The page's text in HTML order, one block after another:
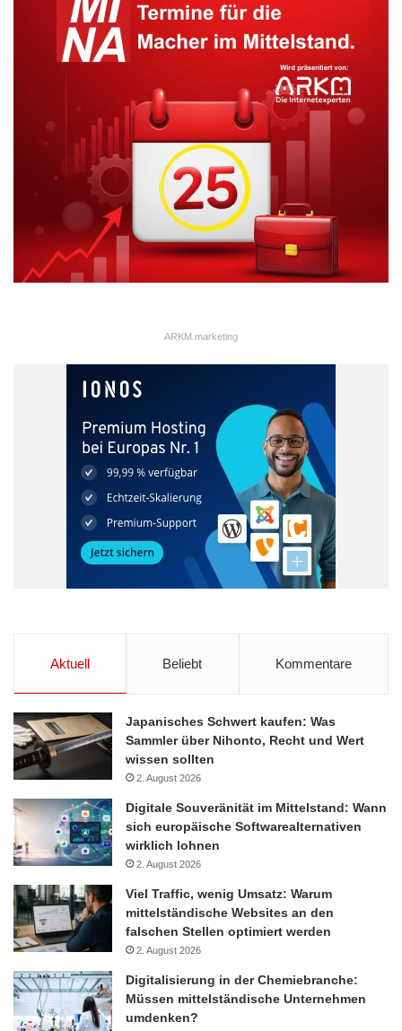
zahlen sie deutlich weniger Beitrag. Da es einen solchen Rabatt
in der Teilkaskoversicherung nicht gibt, kann ein
Vollkaskoschutz unter Umständen sogar günstiger sein als eine
Teilkasko- versus Vollkaskoschutz: Was ist versichert?
Beide Versicherungen ersetzen Schäden am eigenen Auto.
Doch Achtung: Es gibt erhebliche Unterschiede:
– Die Teilkaskoversicherung reguliert Schäden, die durch Sturm,
Blitzschlag oder Hagel sowie Brand, Explosion, Diebstahl,
Glasbruch, Marderbisse oder Zusammenstöße mit Haarwild
selbstverschuldeten) Unfall verursacht wurden.
– Die Höhe des Versicherungsbeitrags errechnet sich anhand
verschiedener Merkmale: Neben dem Fahrzeugtyp und der
Schadenfreiheitsklasse haben unter anderem der Wohnort des
Fahrzeughalters (Regionalklasse) und die Höhe der
Selbstbeteiligung im Schadenfall Einfluss auf die zu zahlenden
CosmosDirekt deutsche Autofahrer
Forsa-Umfrage Saarbrücken
Teilkasko
ARKM.marketing
Aktuell Beliebt Kommentare
Japanisches Schwert kaufen: Was
Sammler über Nihonto, Recht und Wert
wissen sollten
2. August 2026
Digitale Souveränität im Mittelstand: Wann
sich europäische Softwarealternativen
wirklich lohnen
2. August 2026
Viel Traffic, wenig Umsatz: Warum
mittelständische Websites an den
falschen Stellen optimiert werden
2. August 2026
Digitalisierung in der Chemiebranche:
Müssen mittelständische Unternehmen
umdenken?